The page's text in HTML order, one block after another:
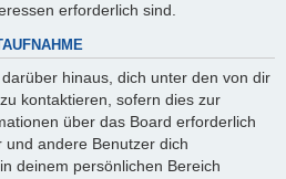
erforderlich sind.
hinaus, dich unter den von dir
kontaktieren, sofern dies zur
über das Board erforderlich
andere Benutzer dich
deinem persönlichen Bereich